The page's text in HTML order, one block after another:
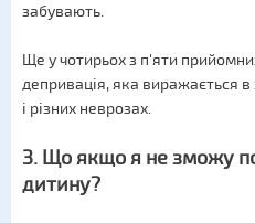
забувають.
Ще у чотирьох з п'яти
депривація, яка виражається
і різних неврозах.
3. Що якщо я не зможу
дитину?